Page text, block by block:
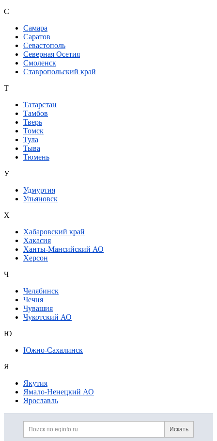
С
Самара
Саратов
Севастополь
Северная Осетия
Смоленск
Ставропольский край
Т
Татарстан
Тамбов
Тверь
Томск
Тула
Тыва
Тюмень
У
Удмуртия
Ульяновск
Х
Хабаровский край
Хакасия
Ханты-Мансийский АО
Херсон
Ч
Челябинск
Чечня
Чувашия
Чукотский АО
Ю
Южно-Сахалинск
Я
Якутия
Ямало-Ненецкий АО
Ярославль
Дополнительная информация
Поиск по сайту и
Искать